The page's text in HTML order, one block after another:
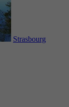
Strasbourg